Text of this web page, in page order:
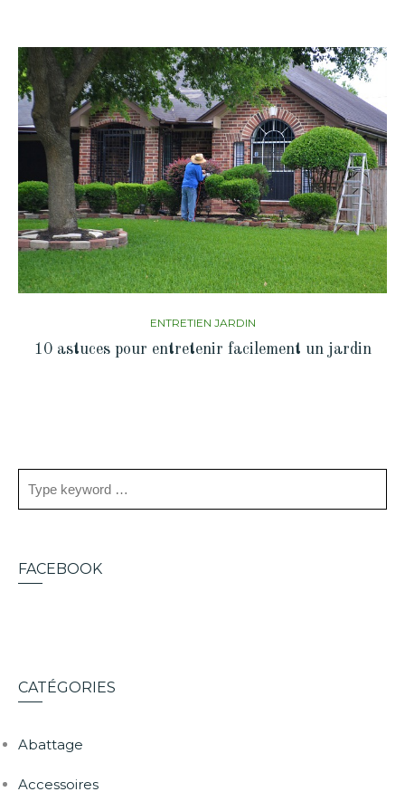
ENTRETIEN JARDIN
10 astuces pour entretenir facilement un jardin
FACEBOOK
CATÉGORIES
Abattage
Accessoires